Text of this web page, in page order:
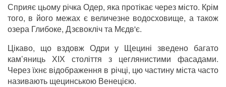
Сприяє цьому річка Одер, яка протікає через місто. Крім
того, в його межах є величезне водосховище, а також
озера Глибоке, Дзєвокліч та Мєдв'є.
Цікаво, що вздовж Одри у Щецині зведено багато
кам’яниць ХІХ століття з цеглянистими фасадами.
Через їхнє відображення в річці, цю частину міста часто
називають щецинською Венецією.